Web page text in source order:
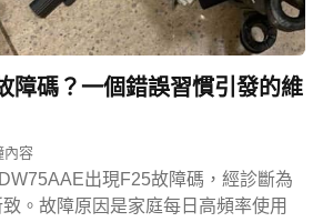
障碼？一個錯誤習慣引發的維
內容
出現F25故障碼，經診斷為
。故障原因是家庭每日高頻率使用